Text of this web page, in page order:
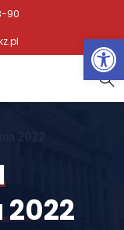
90
2022